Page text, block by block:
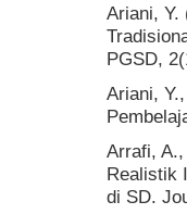
Ariani, Y.
PGSD,
Ariani,
Arrafi,
Realistik
di SD.